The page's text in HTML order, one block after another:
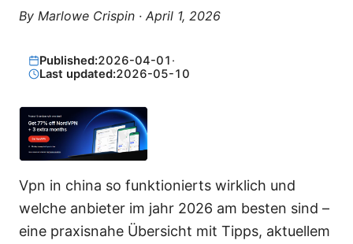
By Marlowe Crispin · April 1, 2026
Published:2026-04-01 ·
Last updated:2026-05-10
Vpn in china so funktionierts wirklich und
welche anbieter im jahr 2026 am besten sind –
eine praxisnahe Übersicht mit Tipps, aktuellem